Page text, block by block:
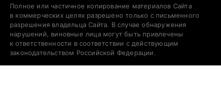
Полное или частичное копирование материалов Сайта
в коммерческих целях разрешено только с письменного
разрешения владельца Сайта. В случае обнаружения
нарушений, виновные лица могут быть привлечены
к ответственности в соответствии с действующим
законодательством Российской Федерации.